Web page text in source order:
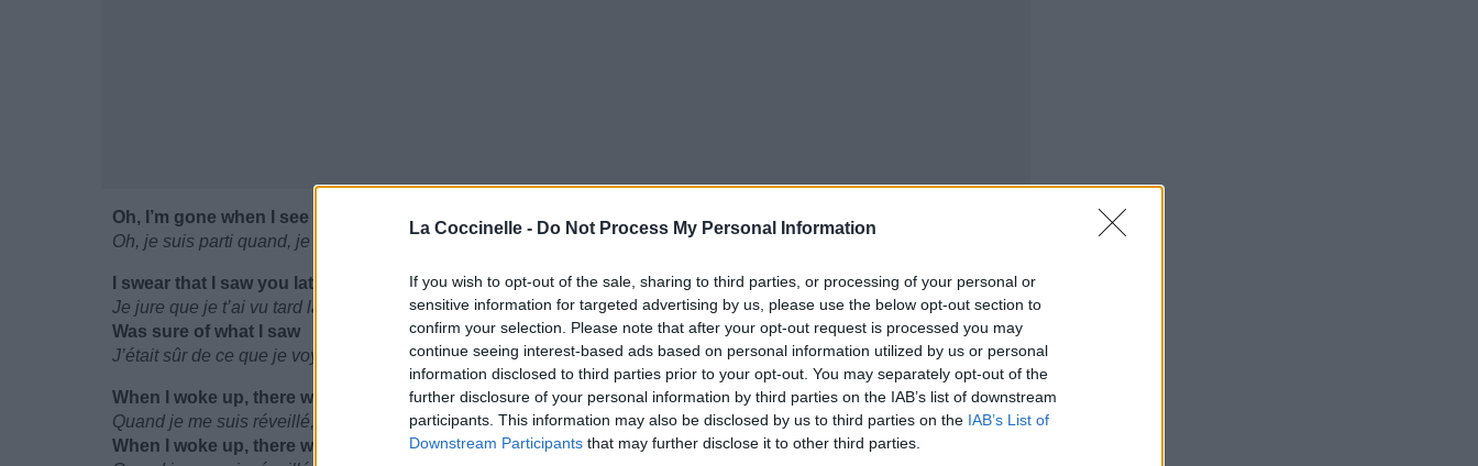
La Coccinelle - Do Not Process My Personal Information
If you wish to opt-out of the sale, sharing to third parties, or processing of your personal or
sensitive information for targeted advertising by us, please use the below opt-out section to
confirm your selection. Please note that after your opt-out request is processed you may
continue seeing interest-based ads based on personal information utilized by us or personal
information disclosed to third parties prior to your opt-out. You may separately opt-out of the
further disclosure of your personal information by third parties on the IAB’s list of downstream
participants. This information may also be disclosed by us to third parties on the IAB’s List of
Downstream Participants that may further disclose it to other third parties.
Oh, I’m gone when I see you rising, I see you rise
Oh, je suis parti quand, je vois que tu te lèves, je te vois te lever
I swear that I saw you late last night
Je jure que je t’ai vu tard la nuit dernière
Was sure of what I saw
J’était sûr de ce que je voyais
When I woke up, there was nothing
Quand je me suis réveillé, il n’y avait rien
When I woke up, there was nothing more